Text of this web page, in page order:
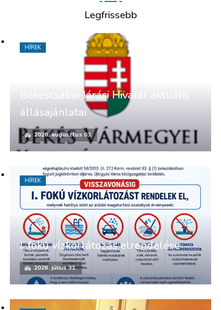
Legfrissebb
Békéscsabai Járási Hivatal aktuális
állásajánlatai
2026. augusztus 03.
HÍREK
I. fokú vízkorlátozás elrendelése
2026. július 31.
HÍREK